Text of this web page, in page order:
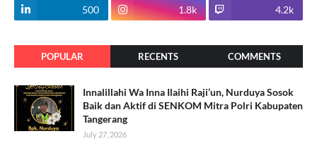
500 1.8k 4.2k
POPULAR RECENTS COMMENTS
Innalillahi Wa Inna Ilaihi Raji’un, Nurduya Sosok
Baik dan Aktif di SENKOM Mitra Polri Kabupaten
Tangerang
July 27, 2026